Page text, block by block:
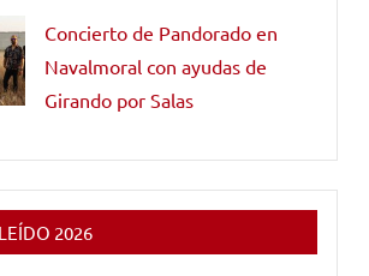
Concierto de Pandorado en
Navalmoral con ayudas de
Girando por Salas
2026